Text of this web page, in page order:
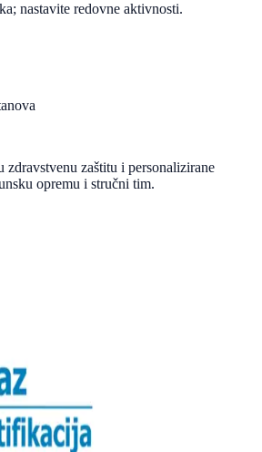
nastavite redovne aktivnosti.
zaštitu i personalizirane
opremu i stručni tim.